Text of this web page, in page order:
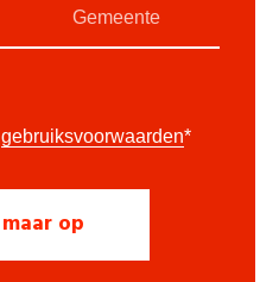
gebruiksvoorwaarden*